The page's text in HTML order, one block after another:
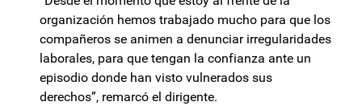
organización hemos trabajado mucho para que los
compañeros se animen a denunciar irregularidades
laborales, para que tengan la confianza ante un
episodio donde han visto vulnerados sus
derechos”, remarcó el dirigente.